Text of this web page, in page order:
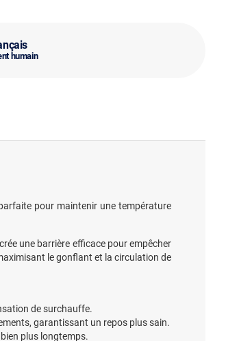
humain
pour maintenir une température
une barrière efficace pour empêcher
le gonflant et la circulation de
de surchauffe.
garantissant un repos plus sain.
plus longtemps.